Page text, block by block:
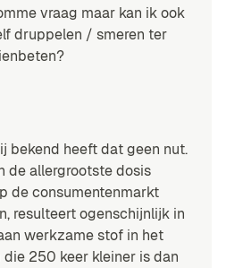
vraag maar kan ik ook
druppelen / smeren ter
bekend heeft dat geen nut.
de allergrootste dosis
de consumentenmarkt
resulteert ogenschijnlijk in
werkzame stof in het
250 keer kleiner is dan